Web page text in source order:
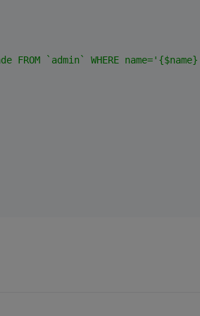
FROM `admin` WHERE